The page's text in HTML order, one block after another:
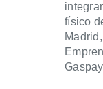
físico